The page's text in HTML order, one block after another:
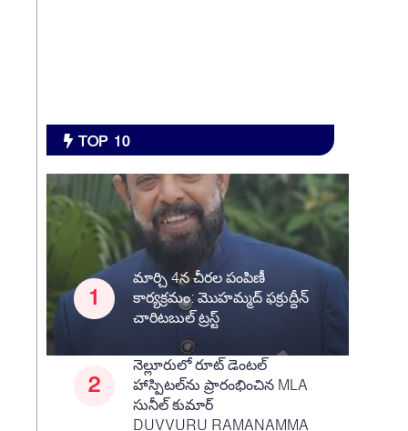
TOP 10
మార్చి 4న చీరల పంపిణీ
కార్యక్రమం: మొహమ్మద్ ఫక్రుద్దీన్
చారిటబుల్ ట్రస్ట్
నెల్లూరులో రూట్ డెంటల్
హాస్పిటల్‌ను ప్రారంభించిన MLA
సునీల్ కుమార్
DUVVURU RAMANAMMA